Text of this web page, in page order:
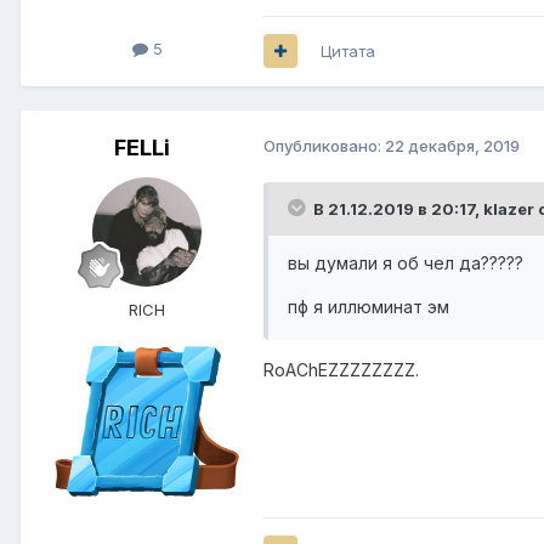
5 Цитата
FELLi
RICH
Опубликовано: 22 декабря, 2019
В 21.12.2019 в 20:17, klazer
вы думали я об чел да?????
пф я иллюминат эм
RoAChEZZZZZZZZ.